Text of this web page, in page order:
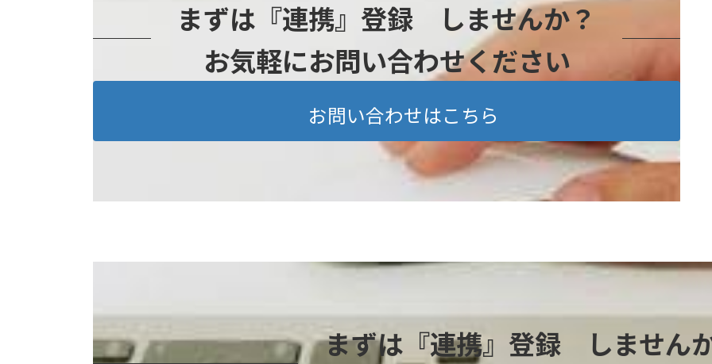
まずは『連携』登録 しませんか？
お気軽にお問い合わせください
お問い合わせはこちら
まずは『連携』登録 しません